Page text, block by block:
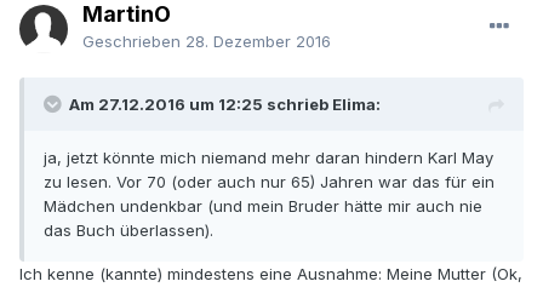
MartinO
Geschrieben 28. Dezember 2016
Am 27.12.2016 um 12:25 schrieb Elima:
ja, jetzt könnte mich niemand mehr daran hindern Karl May
zu lesen. Vor 70 (oder auch nur 65) Jahren war das für ein
Mädchen undenkbar (und mein Bruder hätte mir auch nie
das Buch überlassen).
Ich kenne (kannte) mindestens eine Ausnahme: Meine Mutter (Ok,